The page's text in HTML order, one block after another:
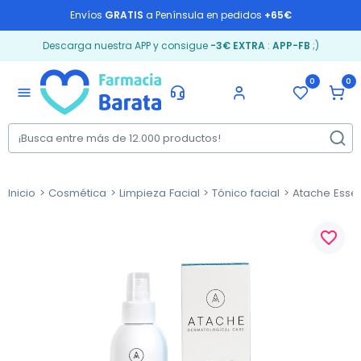
Envíos GRATIS a Península en pedidos +65€
Descarga nuestra APP y consigue -3€ EXTRA: APP-FB ;)
menu
0 0
Inicio Cosmética Limpieza Facial Tónico facial Atache
favorite_border